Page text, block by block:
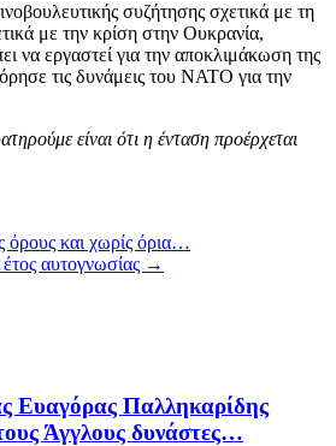
συζήτησης σχετικά με τη
με την κρίση στην Ουκρανία,
να εργαστεί για την αποκλιμάκωση της
τις δυνάμεις του ΝΑΤΟ για την
είναι ότι η ένταση προέρχεται
όρους και χωρίς όρια…
αυτογνωσίας →
Ευαγόρας Παλληκαρίδης
Άγγλους δυνάστες…